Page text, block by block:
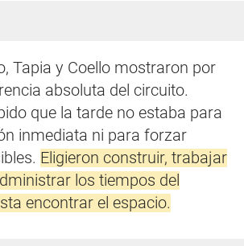
Tapia y Coello mostraron por
absoluta del circuito.
que la tarde no estaba para
inmediata ni para forzar
Eligieron construir, trabajar
los tiempos del
encontrar el espacio.